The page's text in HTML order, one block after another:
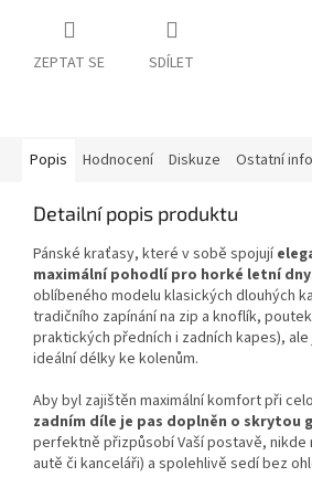
ZEPTAT SE SDÍLET
Popis Hodnocení Diskuze Ostatní
Detailní popis produktu
Pánské kraťasy, které v sobě spojují
maximální pohodlí pro horké letní dny
oblíbeného modelu klasických dlouhých
tradičního zapínání na zip a knoflík,
praktických předních i zadních kapes),
ideální délky ke kolenům.
Aby byl zajištěn maximální komfort při
zadním díle je pas doplněn o skrytou
perfektně přizpůsobí Vaší postavě, nikde
autě či kanceláři) a spolehlivě sedí bez